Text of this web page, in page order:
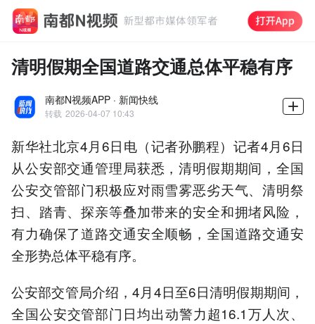
清明假期全国道路交通总体平稳有序
南都N视频APP · 新闻快线
转载 2026-04-07 10:43
新华社北京4月6日电（记者孙鹏程）记者4月6日
从公安部交通管理局获悉，清明假期期间，全国
公安交管部门积极应对雨雪雾恶劣天气、清明祭
扫、踏青、探亲等叠加带来的安全和拥堵风险，
有力确保了道路交通安全顺畅，全国道路交通安
全形势总体平稳有序。
公安部交管局介绍，4月4日至6日清明假期期间，
全国公安交管部门日均出动警力超16.1万人次、